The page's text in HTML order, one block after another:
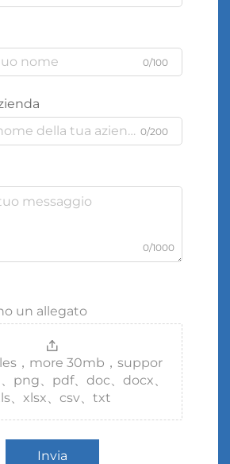
0/100
0/200
0/1000
un allegato
，more 30mb，suppor
png、pdf、doc、docx、
、xlsx、csv、txt
Invia